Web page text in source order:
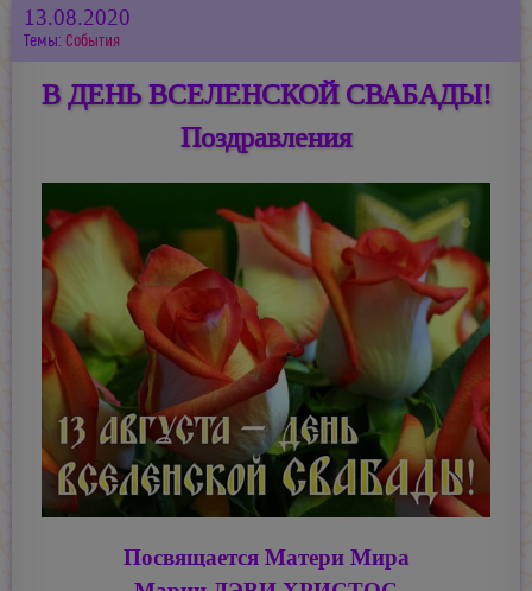
13.08.2020
Темы: События
В ДЕНЬ ВСЕЛЕНСКОЙ СВАБАДЫ!
Поздравления
Посвящается Матери Мира